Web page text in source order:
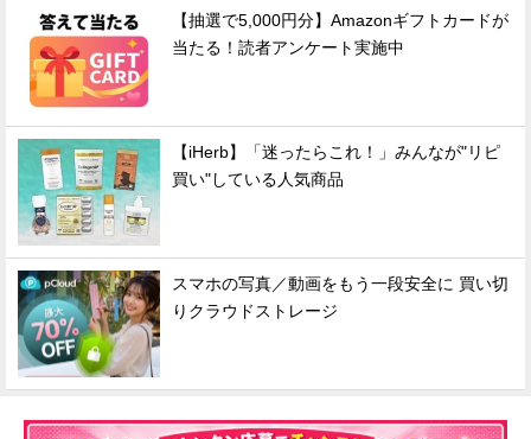
【抽選で5,000円分】Amazonギフトカードが
当たる！読者アンケート実施中
【iHerb】「迷ったらこれ！」みんなが"リピ
買い"している人気商品
スマホの写真／動画をもう一段安全に 買い切
りクラウドストレージ